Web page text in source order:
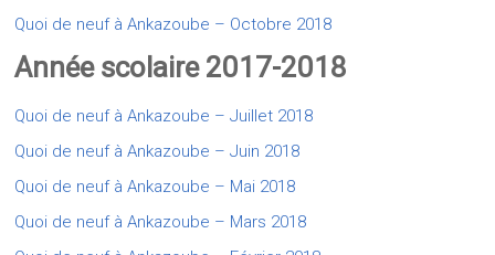
Quoi de neuf à Ankazoube – Octobre 2018
Année scolaire 2017-2018
Quoi de neuf à Ankazoube – Juillet 2018
Quoi de neuf à Ankazoube – Juin 2018
Quoi de neuf à Ankazoube – Mai 2018
Quoi de neuf à Ankazoube – Mars 2018